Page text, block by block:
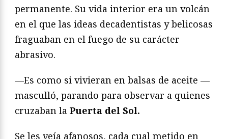
permanente. Su vida interior era un volcán
en el que las ideas decadentistas y belicosas
fraguaban en el fuego de su carácter
abrasivo.
—Es como si vivieran en balsas de aceite —
masculló, parando para observar a quienes
cruzaban la Puerta del Sol.
Se les veía afanosos, cada cual metido en